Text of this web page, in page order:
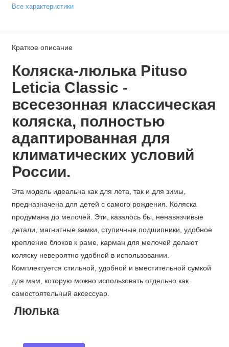
Все характеристики
Краткое описание
Коляска-люлька Pituso
Leticia Classic -
всесезонная классическая
коляска, полностью
адаптированная для
климатических условий
России.
Эта модель идеальна как для лета, так и для зимы,
предназначена для детей с самого рождения. Коляска
продумана до мелочей. Эти, казалось бы, ненавязчивые
детали, магнитные замки, ступичные подшипники, удобное
крепление блоков к раме, карман для мелочей делают
коляску невероятно удобной в использовании.
Комплектуется стильной, удобной и вместительной сумкой
для мам, которую можно использовать отдельно как
самостоятельный аксессуар.
Люлька